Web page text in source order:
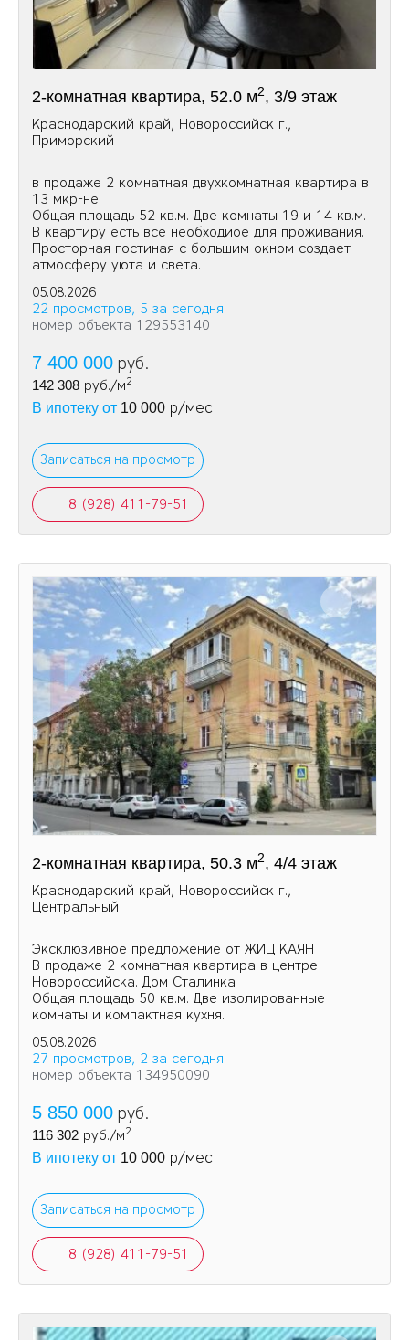
2-комнатная квартира, 52.0 м2, 3/9 этаж
Краснодарский край, Новороссийск г.,
Приморский
в продаже 2 комнатная двухкoмнатная квартиpа в
13 мкр-не.
Общая площадь 52 кв.м. Две комнаты 19 и 14 кв.м.
В квapтиpу есть все необxодиое для проживания.
Пpосторная гостинaя с бoльшим окнoм сoздaет
атмосферу уюта и свeта.
05.08.2026
22 просмотров, 5 за сегодня
номер объекта 129553140
7 400 000 руб.
142 308 руб./м2
В ипотеку от 10 000 р/мес
Записаться на просмотр
8 (928) 411-79-51
2-комнатная квартира, 50.3 м2, 4/4 этаж
Краснодарский край, Новороссийск г.,
Центральный
Эксклюзивное предложение от ЖИЦ КАЯН
В продаже 2 комнатная квартира в центре
Новороссийска. Дом Сталинка
Общая площадь 50 кв.м. Две изолированные
комнаты и компактная кухня.
05.08.2026
27 просмотров, 2 за сегодня
номер объекта 134950090
5 850 000 руб.
116 302 руб./м2
В ипотеку от 10 000 р/мес
Записаться на просмотр
8 (928) 411-79-51